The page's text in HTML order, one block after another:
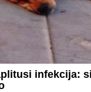
infekcija: